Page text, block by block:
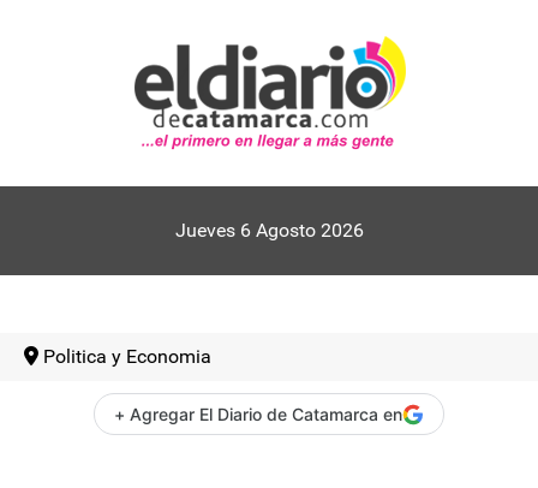
Jueves 6 Agosto 2026
Politica y Economia
+ Agregar El Diario de Catamarca en